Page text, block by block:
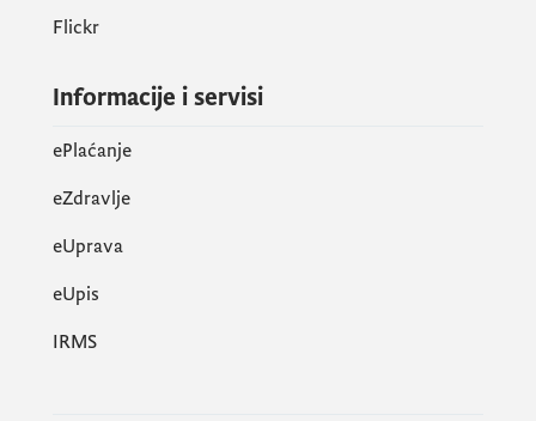
Flickr
Informacije i servisi
ePlaćanje
eZdravlje
eUprava
еUpis
IRMS